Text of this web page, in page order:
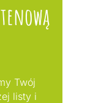
Twój
listy i